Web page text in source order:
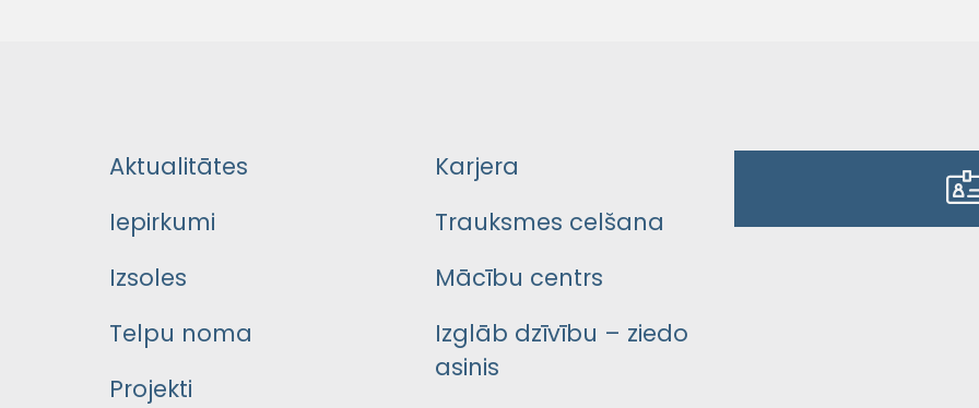
Aktualitātes
Iepirkumi
Izsoles
Telpu noma
Projekti
Karjera
Trauksmes celšana
Mācību centrs
Izglāb dzīvību – ziedo
asinis